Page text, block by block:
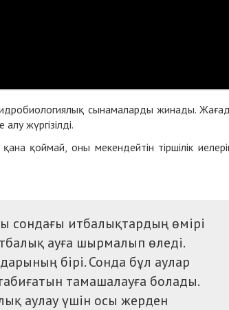
сынамаларды жинады.
жүргізілді.
қоймай, оны мекендейтін тіршілік
сондағы итбалықтардың өмірі
ауға шырмалып өледі.
бірі. Сонда бұл аулар
тамашалауға болады.
аулау үшін осы жерден